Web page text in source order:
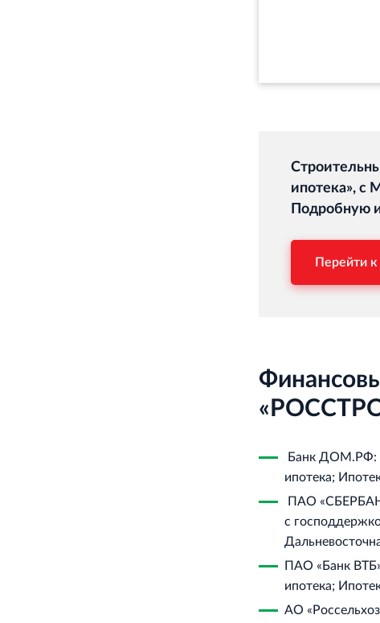
ипотека», с
Подробную
Перейти
Банк ДОМ.РФ:
ипотека;
ПАО
с
ПАО «Банк
ипотека;
АО